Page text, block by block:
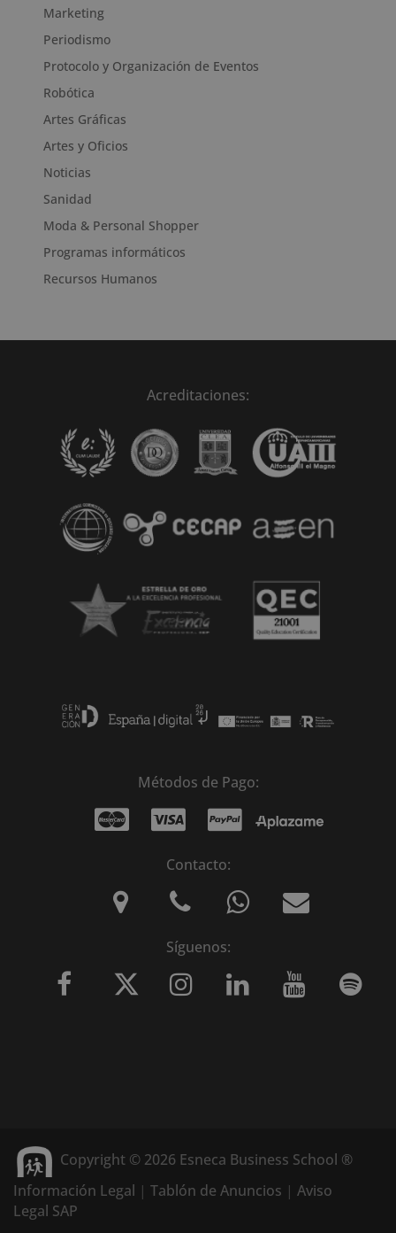
Marketing
Periodismo
Protocolo y Organización de Eventos
Robótica
Artes Gráficas
Artes y Oficios
Noticias
Sanidad
Moda & Personal Shopper
Programas informáticos
Recursos Humanos
Acreditaciones:
Métodos de Pago:
Contacto:
Síguenos:
Copyright © 2026 Esneca Business School ®
Información Legal | Tablón de Anuncios | Aviso
Legal SAP